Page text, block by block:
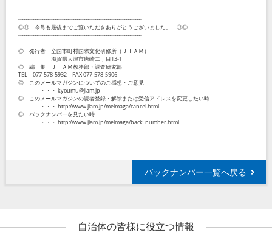
--------------------------------------------------------------------
--------------------------------------------------------------------
◎◎ 今号も最後までご覧いただきありがとうございました。 ◎◎
--------------------------------------------------------------------
◎ 発行者 全国市町村国際文化研修所（ＪＩＡＭ）
滋賀県大津市唐崎二丁目13-1
◎ 編 集 ＪＩＡＭ教務部・調査研究部
TEL 077-578-5932 FAX 077-578-5906
◎ このメールマガジンについてのご感想・ご意見
・・・ kyoumu@jiam.jp
◎ このメールマガジンの読者登録・解除または受信アドレスを変更したい時
・・・ http://www.jiam.jp/melmaga/cancel.html
◎ バックナンバーを見たい時
・・・ http://www.jiam.jp/melmaga/back_number.html
バックナンバー一覧へ戻る
自治体の皆様に役立つ情報